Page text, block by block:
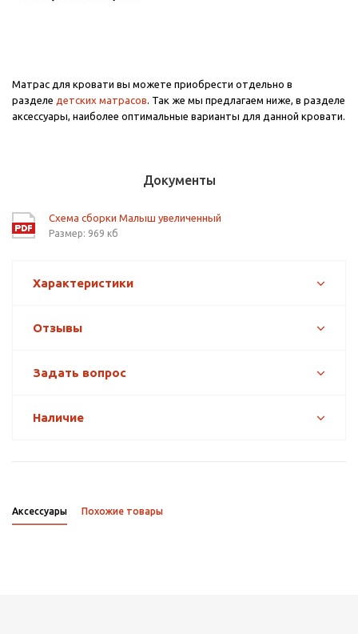
Матрас для кровати вы можете приобрести отдельно в
разделе детских матрасов. Так же мы предлагаем ниже, в разделе
аксессуары, наиболее оптимальные варианты для данной кровати.
Документы
Схема сборки Малыш увеличенный
Размер: 969 кб
Характеристики
Отзывы
Задать вопрос
Наличие
Аксессуары Похожие товары